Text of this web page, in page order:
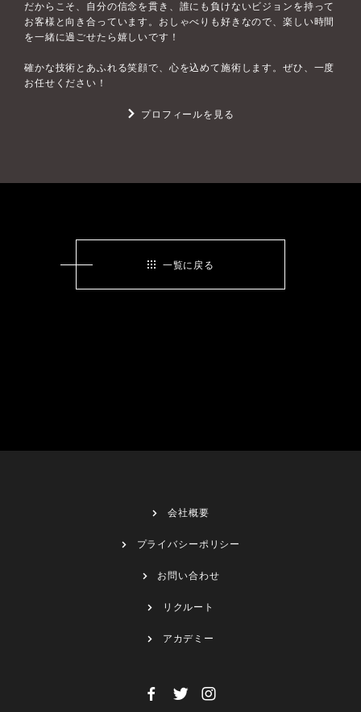
だからこそ、自分の信念を貫き、誰にも負けないビジョンを持って
お客様と向き合っています。おしゃべりも好きなので、楽しい時間
を一緒に過ごせたら嬉しいです！
確かな技術とあふれる笑顔で、心を込めて施術します。ぜひ、一度
お任せください！
プロフィールを見る
一覧に戻る
会社概要
プライバシーポリシー
お問い合わせ
リクルート
アカデミー